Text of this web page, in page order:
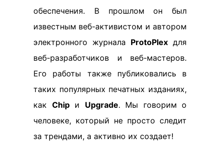
обеспечения. В прошлом он был
известным веб-активистом и автором
электронного журнала ProtoPlex для
веб-разработчиков и веб-мастеров.
Его работы также публиковались в
таких популярных печатных изданиях,
как Chipи Upgrade. Мы говорим о
человеке, который не просто следит
за трендами, а активно их создает!